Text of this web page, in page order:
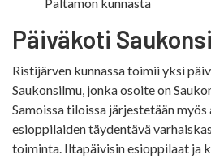
Päiväkoti
Ristijärven kunnassa toimii yksi
Saukonsilmu, jonka osoite on
Samoissa tiloissa järjestetään
esioppilaiden täydentävä
toiminta. Iltapäivisin esioppilaat ja